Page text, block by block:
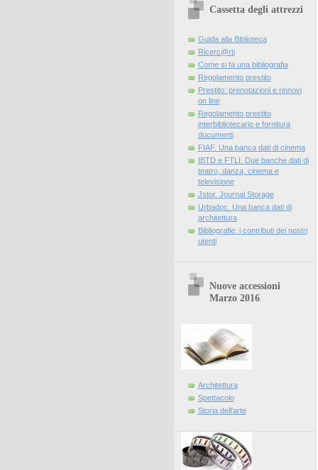
Cassetta degli attrezzi
Guida alla Biblioteca
Ricerc@rti
Come si fa una bibliografia
Regolamento prestito
Prestito: prenotazioni e rinnovi
on line
Regolamento prestito
interbibliotecario e fornitura
documenti
FIAF. Una banca dati di cinema
IBTD e FTLI. Due banche dati di
teatro, danza, cinema e
televisione
Jstor. Journal Storage
Urbadoc. Una banca dati di
architettura
Bibliografie: i contributi dei nostri
utenti
Nuove accessioni
Marzo 2016
Architettura
Spettacolo
Storia dell'arte